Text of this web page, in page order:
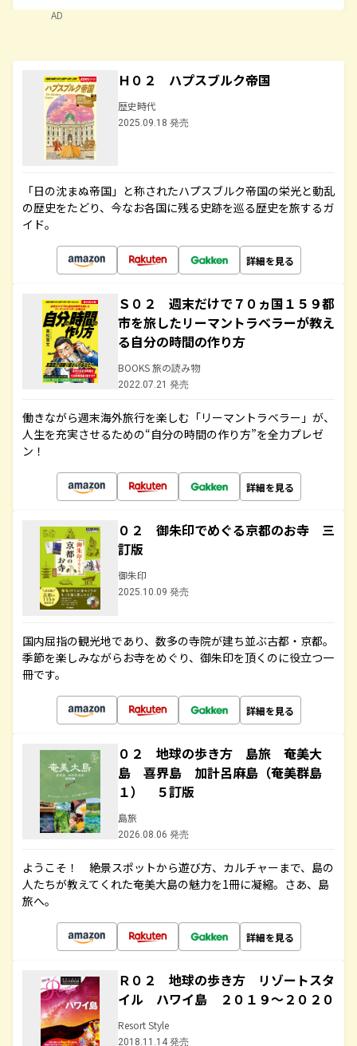
AD
Ｈ０２ ハプスブルク帝国
歴史時代
2025.09.18 発売
「日の沈まぬ帝国」と称されたハプスブルク帝国の栄光と動乱
の歴史をたどり、今なお各国に残る史跡を巡る歴史を旅するガ
イド。
詳細を見る
Ｓ０２ 週末だけで７０ヵ国１５９都
市を旅したリーマントラベラーが教え
る自分の時間の作り方
BOOKS 旅の読み物
2022.07.21 発売
働きながら週末海外旅行を楽しむ「リーマントラベラー」が、
人生を充実させるための“自分の時間の作り方”を全力プレゼ
ン！
詳細を見る
０２ 御朱印でめぐる京都のお寺 三
訂版
御朱印
2025.10.09 発売
国内屈指の観光地であり、数多の寺院が建ち並ぶ古都・京都。
季節を楽しみながらお寺をめぐり、御朱印を頂くのに役立つ一
冊です。
詳細を見る
０２ 地球の歩き方 島旅 奄美大
島 喜界島 加計呂麻島（奄美群島
１） ５訂版
島旅
2026.08.06 発売
ようこそ！ 絶景スポットから遊び方、カルチャーまで、島の
人たちが教えてくれた奄美大島の魅力を1冊に凝縮。さあ、島
旅へ。
詳細を見る
Ｒ０２ 地球の歩き方 リゾートスタ
イル ハワイ島 ２０１９～２０２０
Resort Style
2018.11.14 発売